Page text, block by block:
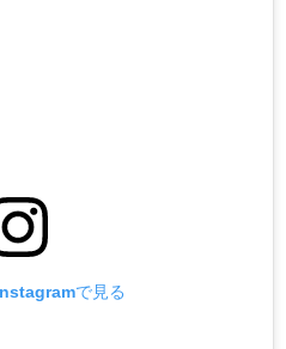
で見る